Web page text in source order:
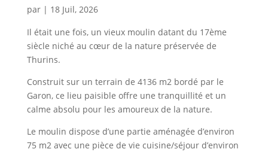
par | 18 Juil, 2026
Il était une fois, un vieux moulin datant du 17ème
siècle niché au cœur de la nature préservée de
Thurins.
Construit sur un terrain de 4136 m2 bordé par le
Garon, ce lieu paisible offre une tranquillité et un
calme absolu pour les amoureux de la nature.
Le moulin dispose d’une partie aménagée d’environ
75 m2 avec une pièce de vie cuisine/séjour d’environ